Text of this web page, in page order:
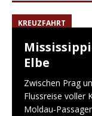
KREUZFAHRT
Elbe
Zwischen Prag
Flussreise voller
Moldau-